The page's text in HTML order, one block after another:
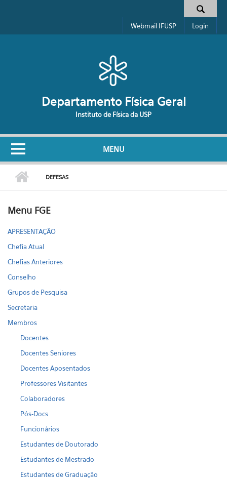
Formulário de busca
Webmail IFUSP Login
Departamento Física Geral
Instituto de Física da USP
MENU
DEFESAS
Menu FGE
APRESENTAÇÃO
Chefia Atual
Chefias Anteriores
Conselho
Grupos de Pesquisa
Secretaria
Membros
Docentes
Docentes Seniores
Docentes Aposentados
Professores Visitantes
Colaboradores
Pós-Docs
Funcionários
Estudantes de Doutorado
Estudantes de Mestrado
Estudantes de Graduação